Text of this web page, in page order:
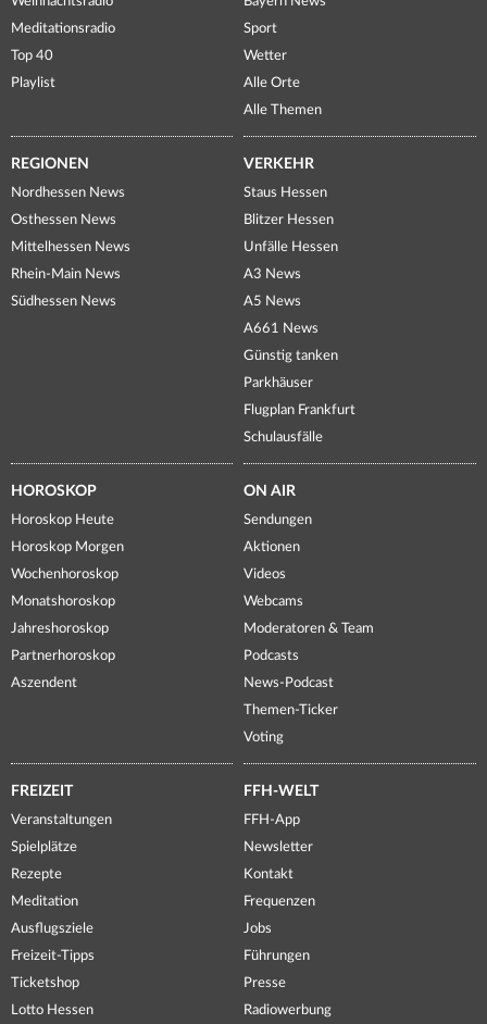
Meditationsradio
Top 40
Playlist
Sport
Wetter
Alle Orte
Alle Themen
REGIONEN
Nordhessen News
Osthessen News
Mittelhessen News
Rhein-Main News
Südhessen News
VERKEHR
Staus Hessen
Blitzer Hessen
Unfälle Hessen
A3 News
A5 News
A661 News
Günstig tanken
Parkhäuser
Flugplan Frankfurt
Schulausfälle
HOROSKOP
Horoskop Heute
Horoskop Morgen
Wochenhoroskop
Monatshoroskop
Jahreshoroskop
Partnerhoroskop
Aszendent
ON AIR
Sendungen
Aktionen
Videos
Webcams
Moderatoren & Team
Podcasts
News-Podcast
Themen-Ticker
Voting
FREIZEIT
Veranstaltungen
Spielplätze
Rezepte
Meditation
Ausflugsziele
Freizeit-Tipps
Ticketshop
Lotto Hessen
FFH-WELT
FFH-App
Newsletter
Kontakt
Frequenzen
Jobs
Führungen
Presse
Radiowerbung